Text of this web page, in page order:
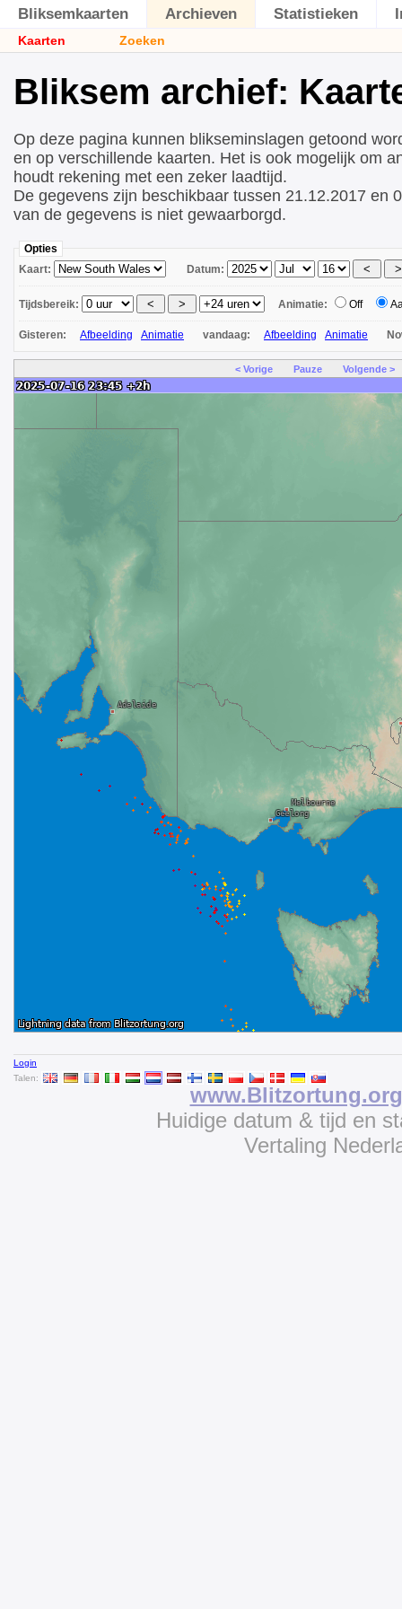
Bliksemkaarten Archieven Statistieken
Kaarten Zoeken
Bliksem archief:
Op deze pagina kunnen blikseminslagen getoond
en op verschillende kaarten. Het is ook mogelijk om
houdt rekening met een zeker laadtijd.
De gegevens zijn beschikbaar tussen 21.12.2017 en
van de gegevens is niet gewaarborgd.
Opties
Kaart:
Datum:
Tijdsbereik: Animatie: Off
Gisteren: Afbeelding Animatie vandaag: Afbeelding Animatie
< Vorige Pauze Volgende >
Login
Talen:
www.Blitzortung.org
Huidige datum & tijd en
Vertaling